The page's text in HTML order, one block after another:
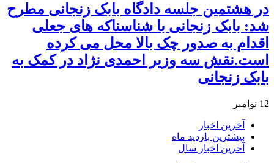
در هشتمین جلسه دادگاه بابک زنجانی مطرح
شد: بابک زنجانی با شناسناکه های جعلی
اقدام به صدور چک بالا محل می کرده
است.نقش سه وزیر احمدی نژاد در کمک به
بابک زنجانی
12 نوامبر
آخرین اخبار
بیشترین بازدید ماه
آخرین اخبار سال